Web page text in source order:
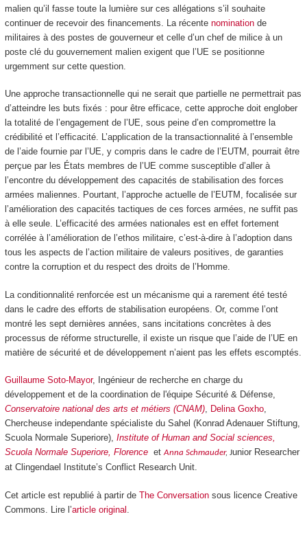
malien qu’il fasse toute la lumière sur ces allégations s’il souhaite
continuer de recevoir des financements. La récente nominationde
militaires à des postes de gouverneur et celle d’un chef de milice à un
poste clé du gouvernement malien exigent que l’UE se positionne
urgemment sur cette question.
Une approche transactionnelle qui ne serait que partielle ne permettrait pas
d’atteindre les buts fixés : pour être efficace, cette approche doit englober
la totalité de l’engagement de l’UE, sous peine d’en compromettre la
crédibilité et l’efficacité. L’application de la transactionnalité à l’ensemble
de l’aide fournie par l’UE, y compris dans le cadre de l’EUTM, pourrait être
perçue par les États membres de l’UE comme susceptible d’aller à
l’encontre du développement des capacités de stabilisation des forces
armées maliennes. Pourtant, l’approche actuelle de l’EUTM, focalisée sur
l’amélioration des capacités tactiques de ces forces armées, ne suffit pas
à elle seule. L’efficacité des armées nationales est en effet fortement
corrélée à l’amélioration de l’ethos militaire, c’est-à-dire à l’adoption dans
tous les aspects de l’action militaire de valeurs positives, de garanties
contre la corruption et du respect des droits de l’Homme.
La conditionnalité renforcée est un mécanisme qui a rarement été testé
dans le cadre des efforts de stabilisation européens. Or, comme l’ont
montré les sept dernières années, sans incitations concrètes à des
processus de réforme structurelle, il existe un risque que l’aide de l’UE en
matière de sécurité et de développement n’aient pas les effets escomptés.
Guillaume Soto-Mayor, Ingénieur de recherche en charge du
développement et de la coordination de l'équipe Sécurité & Défense,
Conservatoire national des arts et métiers (CNAM), Delina Goxho,
Chercheuse independante spécialiste du Sahel (Konrad Adenauer Stiftung,
Scuola Normale Superiore), Institute of Human and Social sciences,
Scuola Normale Superiore, FlorenceetAnna Schmauder, Junior Researcher
at Clingendael Institute’s Conflict Research Unit.
Cet article est republié à partir de The Conversationsous licence Creative
Commons. Lire l’article original